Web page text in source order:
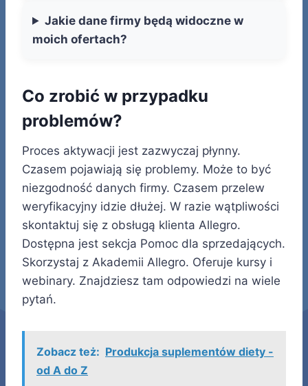
Jakie dane firmy będą widoczne w
moich ofertach?
Co zrobić w przypadku
problemów?
Proces aktywacji jest zazwyczaj płynny.
Czasem pojawiają się problemy. Może to być
niezgodność danych firmy. Czasem przelew
weryfikacyjny idzie dłużej. W razie wątpliwości
skontaktuj się z obsługą klienta Allegro.
Dostępna jest sekcja Pomoc dla sprzedających.
Skorzystaj z Akademii Allegro. Oferuje kursy i
webinary. Znajdziesz tam odpowiedzi na wiele
pytań.
Zobacz też: Produkcja suplementów diety -
od A do Z